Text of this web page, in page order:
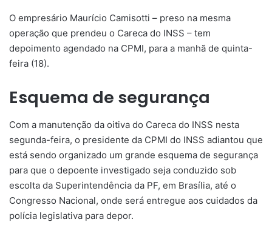
O empresário Maurício Camisotti – preso na mesma
operação que prendeu o Careca do INSS – tem
depoimento agendado na CPMI, para a manhã de quinta-
feira (18).
Esquema de segurança
Com a manutenção da oitiva do Careca do INSS nesta
segunda-feira, o presidente da CPMI do INSS adiantou que
está sendo organizado um grande esquema de segurança
para que o depoente investigado seja conduzido sob
escolta da Superintendência da PF, em Brasília, até o
Congresso Nacional, onde será entregue aos cuidados da
polícia legislativa para depor.